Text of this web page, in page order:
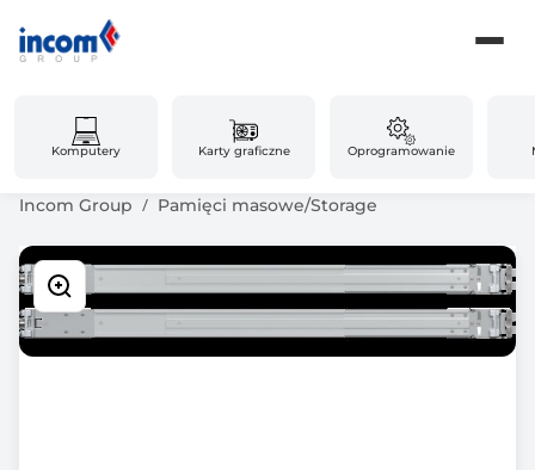
Komputery Karty graficzne Oprogramowanie
Incom Group Pamięci masowe/Storage